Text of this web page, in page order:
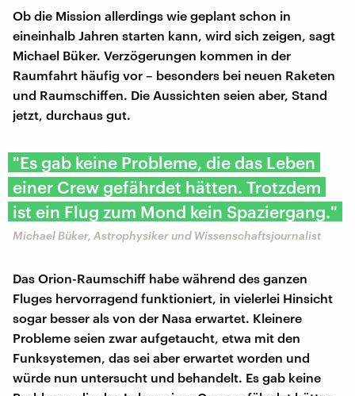
Ob die Mission allerdings wie geplant schon in
eineinhalb Jahren starten kann, wird sich zeigen, sagt
Michael Büker. Verzögerungen kommen in der
Raumfahrt häufig vor – besonders bei neuen Raketen
und Raumschiffen. Die Aussichten seien aber, Stand
jetzt, durchaus gut.
"Es gab keine Probleme, die das Leben
einer Crew gefährdet hätten. Trotzdem
ist ein Flug zum Mond kein Spaziergang."
Michael Büker, Astrophysiker und Wissenschaftsjournalist
Das Orion-Raumschiff habe während des ganzen
Fluges hervorragend funktioniert, in vielerlei Hinsicht
sogar besser als von der Nasa erwartet. Kleinere
Probleme seien zwar aufgetaucht, etwa mit den
Funksystemen, das sei aber erwartet worden und
würde nun untersucht und behandelt. Es gab keine